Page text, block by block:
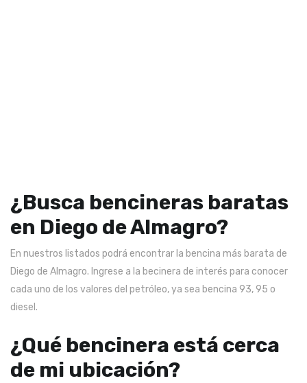
¿Busca bencineras baratas
en Diego de Almagro?
En nuestros listados podrá encontrar la bencina más barata de
Diego de Almagro. Ingrese a la becinera de interés para conocer
cada uno de los valores del petróleo, ya sea bencina 93, 95 o
diesel.
¿Qué bencinera está cerca
de mi ubicación?